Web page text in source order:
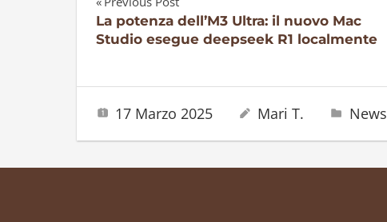
Navigazione
articoli
La potenza dell’M3 Ultra: il nuovo Mac
Studio esegue deepseek R1 localmente
17 Marzo 2025 Mari T. News